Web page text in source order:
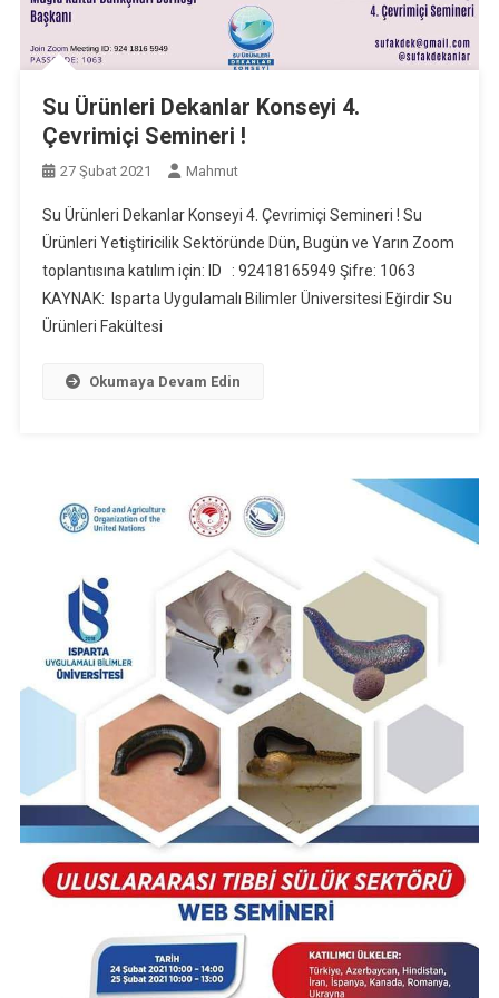
Su Ürünleri Dekanlar Konseyi 4.
Çevrimiçi Semineri !
27 Şubat 2021 Mahmut
Su Ürünleri Dekanlar Konseyi 4. Çevrimiçi Semineri ! Su
Ürünleri Yetiştiricilik Sektöründe Dün, Bugün ve Yarın Zoom
toplantısına katılım için: ID : 92418165949 Şifre: 1063
KAYNAK: Isparta Uygulamalı Bilimler Üniversitesi Eğirdir Su
Ürünleri Fakültesi
Okumaya Devam Edin